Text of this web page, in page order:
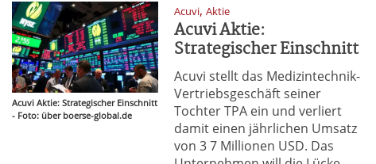
Acuvi Aktie: Strategischer Einschnitt
- Foto: über boerse-global.de
Acuvi,Aktie
Acuvi Aktie:
Strategischer Einschnitt
Acuvi stellt das Medizintechnik-
Vertriebsgeschäft seiner
Tochter TPA ein und verliert
damit einen jährlichen Umsatz
von 3 7 Millionen USD. Das